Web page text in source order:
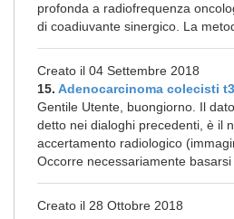
profonda a radiofrequenza
di coadiuvante sinergico. La
Creato il 04 Settembre 2018
15. Adenocarcinoma colecisti
Gentile Utente, buongiorno. Il
detto nei dialoghi precedenti, è il
accertamento radiologico
Occorre necessariamente basarsi
Creato il 28 Ottobre 2018